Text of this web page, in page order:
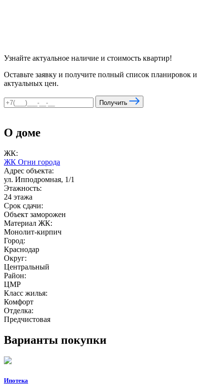
Узнайте актуальное наличие и стоимость квартир!
Оставьте заявку и получите полный список планировок и
актуальных цен.
Получить
О доме
ЖК:
ЖК Огни города
Адрес объекта:
ул. Ипподромная, 1/1
Этажность:
24 этажа
Срок сдачи:
Объект заморожен
Материал ЖК:
Монолит-кирпич
Город:
Краснодар
Округ:
Центральный
Район:
ЦМР
Класс жилья:
Комфорт
Отделка:
Предчистовая
Варианты покупки
Ипотека